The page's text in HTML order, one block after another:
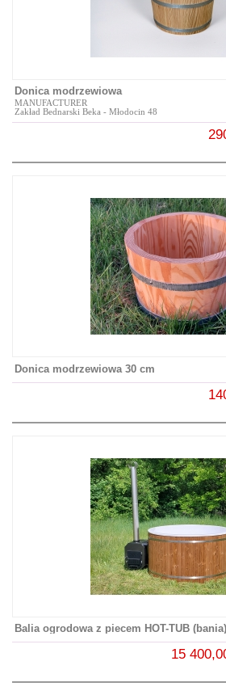
Donica modrzewiowa
MANUFACTURER
Zakład Bednarski Beka - Młodocin 48
Donica modrzewiowa 30 cm
Balia ogrodowa z piecem HOT-TUB (bania)
15